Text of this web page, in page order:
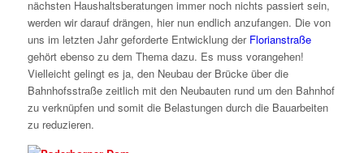
nächsten Haushaltsberatungen immer noch nichts passiert sein,
werden wir darauf drängen, hier nun endlich anzufangen. Die von
uns im letzten Jahr geforderte Entwicklung der Florianstraße
gehört ebenso zu dem Thema dazu. Es muss vorangehen!
Vielleicht gelingt es ja, den Neubau der Brücke über die
Bahnhofsstraße zeitlich mit den Neubauten rund um den Bahnhof
zu verknüpfen und somit die Belastungen durch die Bauarbeiten
zu reduzieren.